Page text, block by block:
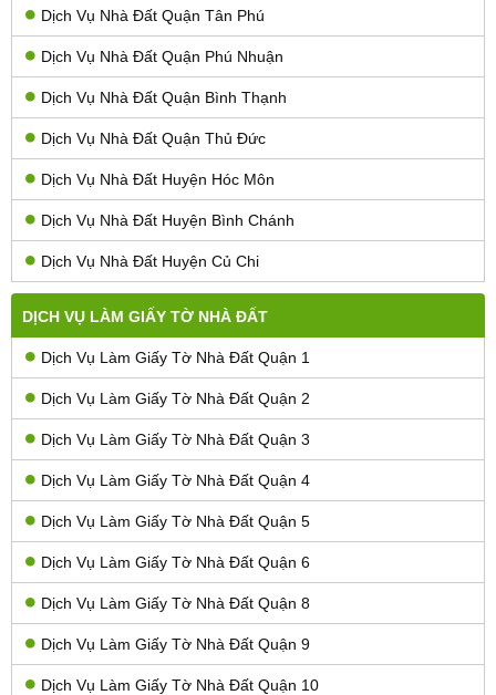
Dịch Vụ Nhà Đất Quận Tân Phú
Dịch Vụ Nhà Đất Quận Phú Nhuận
Dịch Vụ Nhà Đất Quận Bình Thạnh
Dịch Vụ Nhà Đất Quận Thủ Đức
Dịch Vụ Nhà Đất Huyện Hóc Môn
Dịch Vụ Nhà Đất Huyện Bình Chánh
Dịch Vụ Nhà Đất Huyện Củ Chi
DỊCH VỤ LÀM GIẤY TỜ NHÀ ĐẤT
Dịch Vụ Làm Giấy Tờ Nhà Đất Quận 1
Dịch Vụ Làm Giấy Tờ Nhà Đất Quận 2
Dịch Vụ Làm Giấy Tờ Nhà Đất Quận 3
Dịch Vụ Làm Giấy Tờ Nhà Đất Quận 4
Dịch Vụ Làm Giấy Tờ Nhà Đất Quận 5
Dịch Vụ Làm Giấy Tờ Nhà Đất Quận 6
Dịch Vụ Làm Giấy Tờ Nhà Đất Quận 8
Dịch Vụ Làm Giấy Tờ Nhà Đất Quận 9
Dịch Vụ Làm Giấy Tờ Nhà Đất Quận 10